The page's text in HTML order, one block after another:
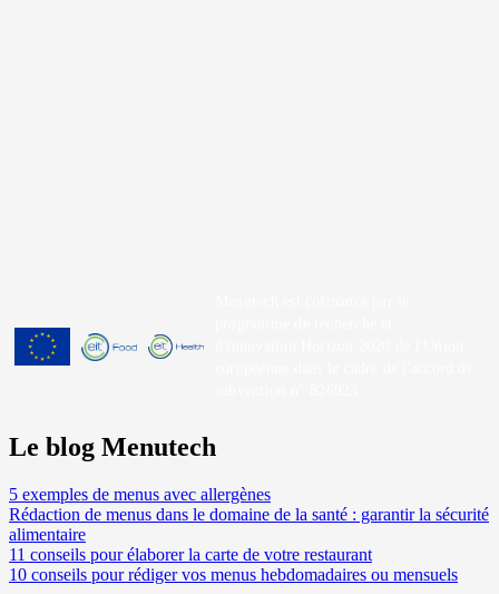
Le blog Menutech
5 exemples de menus avec allergènes
Rédaction de menus dans le domaine de la santé : garantir la sécurité
alimentaire
11 conseils pour élaborer la carte de votre restaurant
10 conseils pour rédiger vos menus hebdomadaires ou mensuels